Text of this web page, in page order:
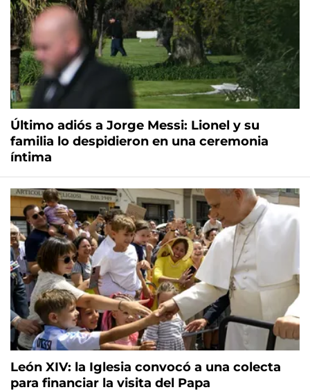
Último adiós a Jorge Messi: Lionel y su
familia lo despidieron en una ceremonia
íntima
León XIV: la Iglesia convocó a una colecta
para financiar la visita del Papa